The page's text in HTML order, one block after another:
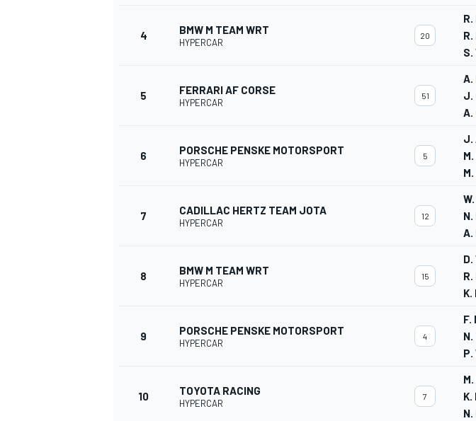
4 BMW M TEAM WRT
HYPERCAR
20
S.
5 FERRARI AF CORSE
HYPERCAR
51
A.
J.
A.
6 PORSCHE PENSKE MOTORSPORT
HYPERCAR
5
J.
7 CADILLAC HERTZ TEAM JOTA
HYPERCAR
12
A.
8 BMW M TEAM WRT
HYPERCAR
15
K.
9 PORSCHE PENSKE MOTORSPORT
HYPERCAR
4
F.
10 TOYOTA RACING
HYPERCAR
7